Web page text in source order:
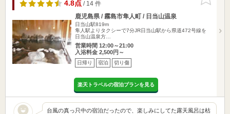
4.8点/ 14 件
鹿児島県 / 霧島市隼人町 / 日当山温泉
日当山駅819m
隼人駅よりタクシーで7分JR日当山駅から県道472号線を
日当山温泉方…
営業時間 12:00～21:00
入浴料金 2,500円～
日帰り 宿泊 切り傷
楽天トラベルの宿泊プランを見る
台風の真っ只中の宿泊だったので、楽しみにしてた露天風呂は枯